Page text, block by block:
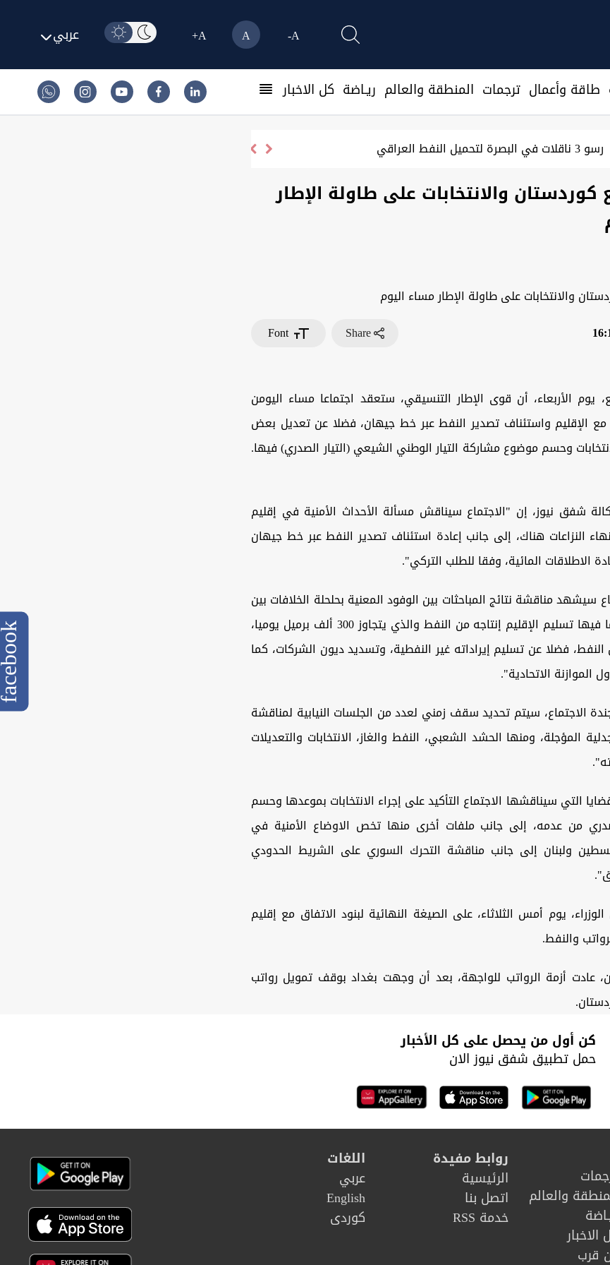
A-
A
A+ عربي
طاقة وأعمال ترجمات المنطقة والعالم ريـاضة كل الاخبار
رسو 3 ناقلات في البصرة لتحميل النفط العراقي
كوردستان والانتخابات على طاولة الإطار
Share
Font
الأربعاء، أن قوى الإطار التنسيقي، ستعقد اجتماعا مساء اليومن
مع الإقليم واستئناف تصدير النفط عبر خط جيهان، فضلا عن تعديل بعض
وحسم موضوع مشاركة التيار الوطني الشيعي (التيار الصدري) فيها.
شفق نيوز، إن "الاجتماع سيناقش مسألة الأحداث الأمنية في إقليم
النزاعات هناك، إلى جانب إعادة استئناف تصدير النفط عبر خط جيهان
الاطلاقات المائية، وفقا للطلب التركي".
سيشهد مناقشة نتائج المباحثات بين الوفود المعنية بحلحلة الخلافات بين
الإقليم وبغداد، بما فيها تسليم الإقليم إنتاجه من النفط والذي يتجاوز 300 ألف برميل يوميا،
فضلا عن تسليم إيراداته غير النفطية، وتسديد ديون الشركات، كما
الاتحادية".
الاجتماع، سيتم تحديد سقف زمني لعدد من الجلسات النيابية لمناقشة
المؤجلة، ومنها الحشد الشعبي، النفط والغاز، الانتخابات والتعديلات
التي سيناقشها الاجتماع التأكيد على إجراء الانتخابات بموعدها وحسم
من عدمه، إلى جانب ملفات أخرى منها تخص الاوضاع الأمنية في
ولبنان إلى جانب مناقشة التحرك السوري على الشريط الحدودي
يوم أمس الثلاثاء، على الصيغة النهائية لبنود الاتفاق مع إقليم
والنفط.
عادت أزمة الرواتب للواجهة، بعد أن وجهت بغداد بوقف تمويل رواتب
كن أول من يحصل على كل الأخبار
حمل تطبيق شفق نيوز الان
والعالم
الاخبار
قرب
روابط مفيدة
الرئيسية
اتصل بنا
خدمة RSS
اللغات
عربي
English
كوردى